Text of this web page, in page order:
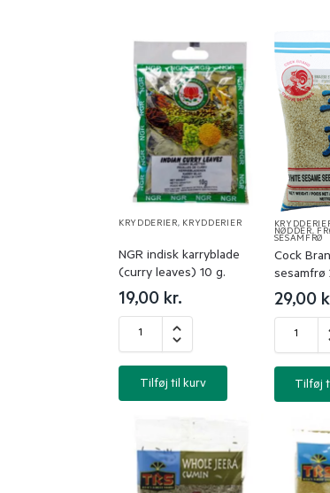
KRYDDERIER, KRYDDERIER
NGR indisk karryblade
(curry leaves) 10 g.
19,00 kr.
Tilføj til kurv
NØDDER,
SESAMFRØ
Cock
sesamfrø
29,00
Tilføj